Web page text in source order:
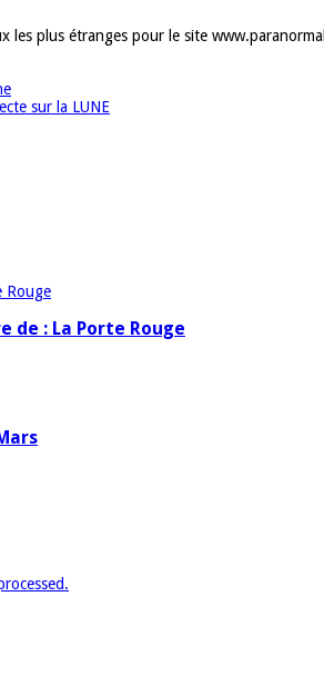
plus étranges pour le site
sur la LUNE
de : La Porte Rouge